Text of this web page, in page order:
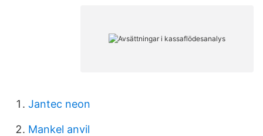
Jantec neon
Mankel anvil